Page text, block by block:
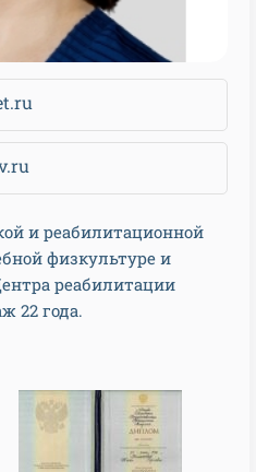
и реабилитационной
физкультуре и
реабилитации
22 года.